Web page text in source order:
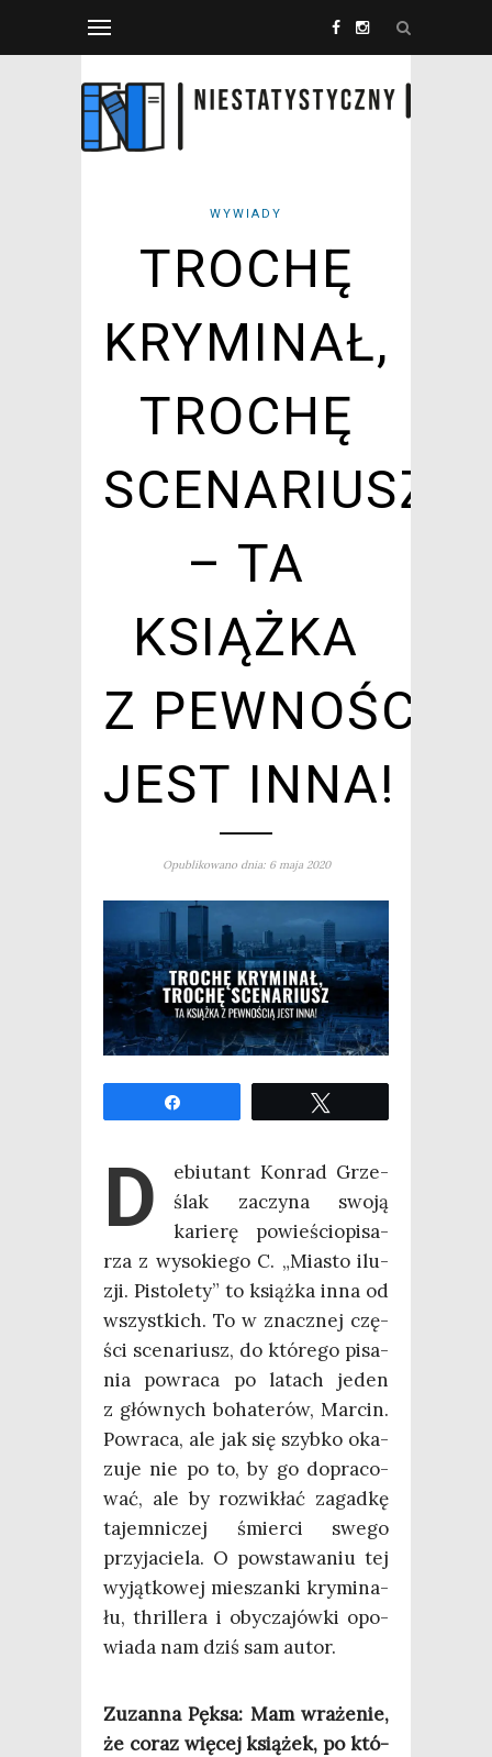
WYWIADY
TROCHĘ
KRYMINAŁ,
TROCHĘ
SCENARIUSZ
– TA
KSIĄŻKA
Z PEWNOŚCIĄ
JEST INNA!
Opublikowano dnia: 6 maja 2020
D
ebiu­tant Kon­rad Grze­
ślak zaczy­na swo­ją
karie­rę powie­ścio­pi­sa­
rza z wyso­kie­go C. „Mia­sto ilu­
zji. Pisto­le­ty” to książ­ka inna od
wszyst­kich. To w znacz­nej czę­
ści sce­na­riusz, do któ­re­go pisa­
nia powra­ca po latach jeden
z głów­nych boha­te­rów, Mar­cin.
Powra­ca, ale jak się szyb­ko oka­
zu­je nie po to, by go dopra­co­
wać, ale by roz­wi­kłać zagad­kę
tajem­ni­czej śmier­ci swe­go
przy­ja­cie­la. O powsta­wa­niu tej
wyjąt­ko­wej mie­szan­ki kry­mi­na­
łu, thril­le­ra i oby­cza­jów­ki opo­
wia­da nam dziś sam autor.
Zuzan­na Pęk­sa: Mam wra­że­nie,
że coraz wię­cej ksią­żek, po któ­